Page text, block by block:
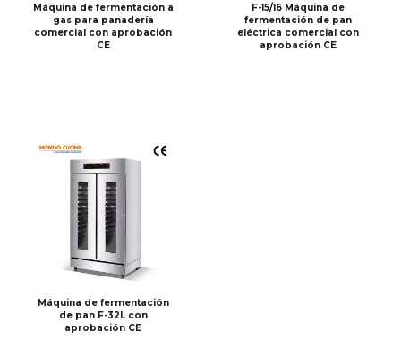
Máquina de fermentación a
gas para panadería
comercial con aprobación
CE
F-15/16 Máquina de
fermentación de pan
eléctrica comercial con
aprobación CE
Máquina de fermentación
de pan F-32L con
aprobación CE